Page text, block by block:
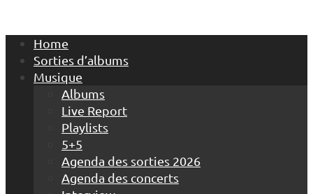
Home
Sorties d’albums
Musique
Albums
Live Report
Playlists
5+5
Agenda des sorties 2026
Agenda des concerts